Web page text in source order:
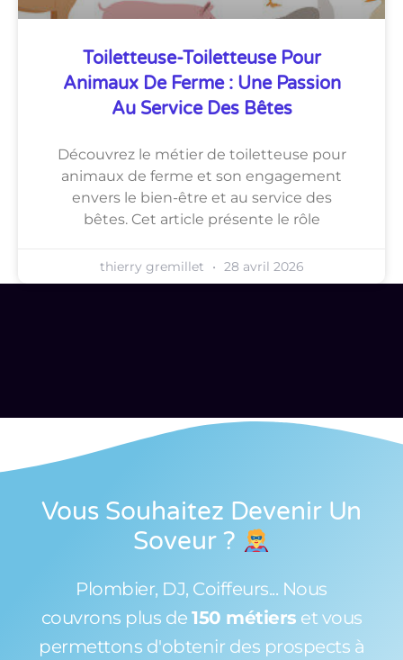
Toiletteuse-Toiletteuse Pour
Animaux De Ferme : Une Passion
Au Service Des Bêtes
Découvrez le métier de toiletteuse pour
animaux de ferme et son engagement
envers le bien-être et au service des
bêtes. Cet article présente le rôle
thierry gremillet 28 avril 2026
Vous Souhaitez Devenir Un
Soveur ?
Plombier, DJ, Coiffeurs... Nous
couvrons plus de 150 métiers et vous
permettons d'obtenir des prospects à